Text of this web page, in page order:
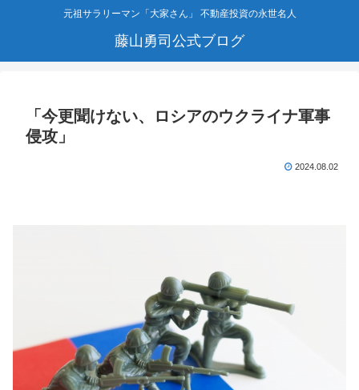
元祖サラリーマン「大家さん」 不動産投資の永世名人
藤山勇司公式ブログ
「今更聞けない、ロシアのウクライナ軍事
侵攻」
2024.08.02